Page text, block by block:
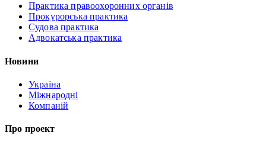
Практика правоохоронних органів
Прокурорська практика
Судова практика
Адвокатська практика
Новини
Україна
Міжнародні
Компаній
Про проект